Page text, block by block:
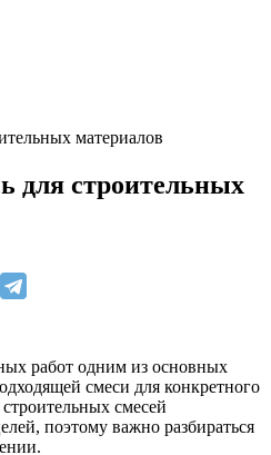
материалов
для строительных
работ одним из основных
смеси для конкретного
смесей
поэтому важно разбираться